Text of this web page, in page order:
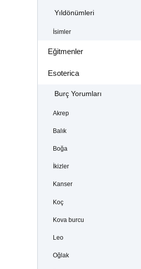
Yıldönümleri
İsimler
Eğitmenler
Esoterica
Burç Yorumları
Akrep
Balık
Boğa
İkizler
Kanser
Koç
Kova burcu
Leo
Oğlak